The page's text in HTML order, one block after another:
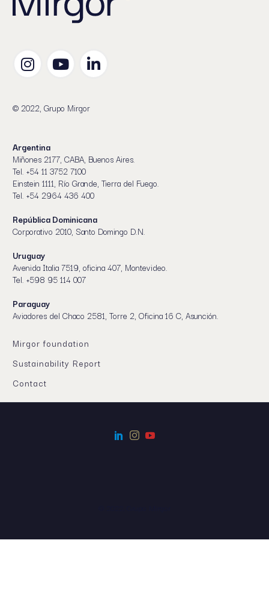
© 2022, Grupo Mirgor
Argentina
Miñones 2177, CABA, Buenos Aires.
Tel. +54 11 3752 7100
Einstein 1111, Río Grande, Tierra del Fuego.
Tel. +54 2964 436 400
República Dominicana
Corporativo 2010, Santo Domingo D.N.
Uruguay
Avenida Italia 7519, oficina 407, Montevideo.
Tel. +598 95 114 007
Paraguay
Aviadores del Chaco 2581, Torre 2, Oficina 16 C, Asunción.
Mirgor foundation
Sustainability Report
Contact